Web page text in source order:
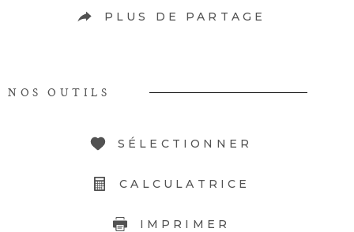
PLUS DE PARTAGE
NOS OUTILS
SÉLECTIONNER
CALCULATRICE
IMPRIMER